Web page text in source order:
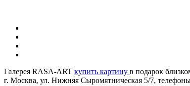
Галерея RASA-ART купить картину в подарок
г. Москва, ул. Нижняя Сыромятническая 5/7,